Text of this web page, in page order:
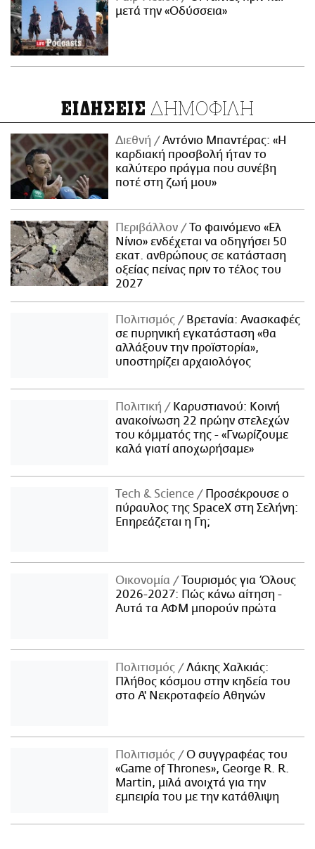
μετά την «Οδύσσεια»
ΕΙΔΗΣΕΙΣ ΔΗΜΟΦΙΛΗ
Διεθνή
Αντόνιο Μπαντέρας: «Η
καρδιακή προσβολή ήταν το
καλύτερο πράγμα που συνέβη
ποτέ στη ζωή μου»
Περιβάλλον
Το φαινόμενο «Ελ
Νίνιο» ενδέχεται να οδηγήσει 50
εκατ. ανθρώπους σε κατάσταση
οξείας πείνας πριν το τέλος του
2027
Πολιτισμός
Βρετανία: Ανασκαφές
σε πυρηνική εγκατάσταση «θα
αλλάξουν την προϊστορία»,
υποστηρίζει αρχαιολόγος
Πολιτική
Καρυστιανού: Κοινή
ανακοίνωση 22 πρώην στελεχών
του κόμματός της - «Γνωρίζουμε
καλά γιατί αποχωρήσαμε»
Τech & Science
Προσέκρουσε ο
πύραυλος της SpaceX στη Σελήνη:
Επηρεάζεται η Γη;
Οικονομία
Τουρισμός για Όλους
2026-2027: Πώς κάνω αίτηση -
Αυτά τα ΑΦΜ μπορούν πρώτα
Πολιτισμός
Λάκης Χαλκιάς:
Πλήθος κόσμου στην κηδεία του
στο Α' Νεκροταφείο Αθηνών
Πολιτισμός
Ο συγγραφέας του
«Game of Thrones», George R. R.
Martin, μιλά ανοιχτά για την
εμπειρία του με την κατάθλιψη